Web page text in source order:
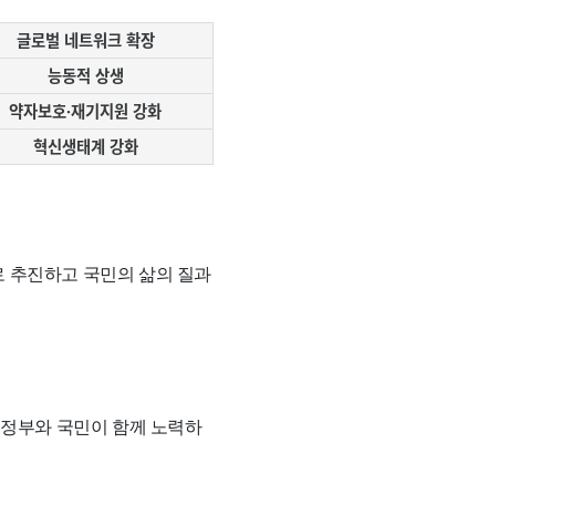
글로벌 네트워크 확장
능동적 상생
약자보호·재기지원 강화
혁신생태계 강화
추진하고 국민의 삶의 질과
부와 국민이 함께 노력하